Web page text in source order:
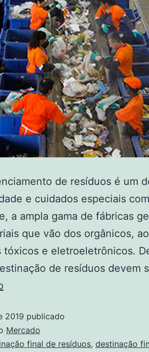
de resíduos é um
e cuidados especiais
a ampla gama de fábricas
que vão dos orgânicos,
tóxicos e eletroeletrônicos.
de resíduos devem
2019 publicado
Mercado
final de resíduos, destinação